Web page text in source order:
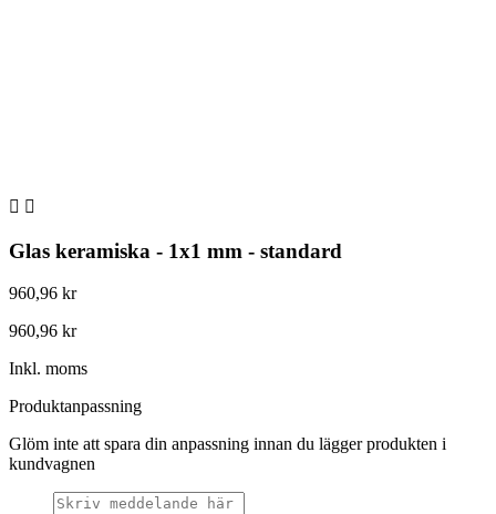
 
Glas keramiska - 1x1 mm - standard
960,96 kr
960,96 kr
Inkl. moms
Produktanpassning
Glöm inte att spara din anpassning innan du lägger produkten i
kundvagnen